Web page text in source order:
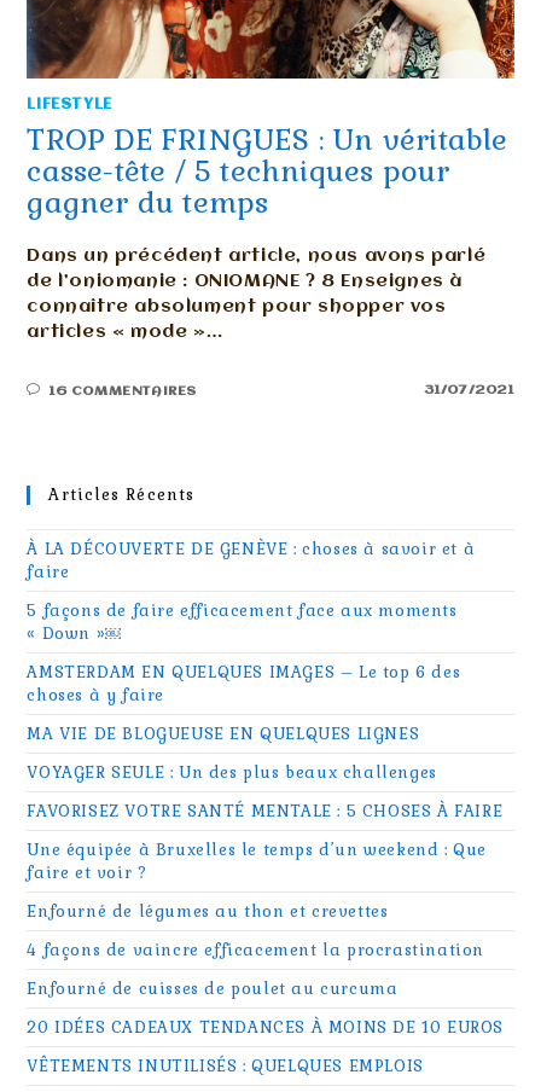
LIFESTYLE
TROP DE FRINGUES : Un véritable
casse-tête / 5 techniques pour
gagner du temps
Dans un précédent article, nous avons parlé
de l’oniomanie : ONIOMANE ? 8 Enseignes à
connaître absolument pour shopper vos
articles « mode »…
16 COMMENTAIRES 31/07/2021
Articles Récents
À LA DÉCOUVERTE DE GENÈVE : choses à savoir et à
faire
5 façons de faire efficacement face aux moments
« Down »￼
AMSTERDAM EN QUELQUES IMAGES – Le top 6 des
choses à y faire
MA VIE DE BLOGUEUSE EN QUELQUES LIGNES
VOYAGER SEULE : Un des plus beaux challenges
FAVORISEZ VOTRE SANTÉ MENTALE : 5 CHOSES À FAIRE
Une équipée à Bruxelles le temps d’un weekend : Que
faire et voir ?
Enfourné de légumes au thon et crevettes
4 façons de vaincre efficacement la procrastination
Enfourné de cuisses de poulet au curcuma
20 IDÉES CADEAUX TENDANCES À MOINS DE 10 EUROS
VÊTEMENTS INUTILISÉS : QUELQUES EMPLOIS